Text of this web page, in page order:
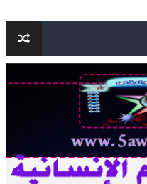
الأنترنت لا يمكنك الإستغاء عنها
من الألف الى الياء الجزء الثاني
من الألف الى الياء